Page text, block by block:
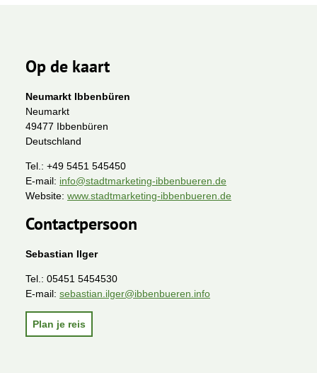
Op de kaart
Neumarkt Ibbenbüren
Neumarkt
49477 Ibbenbüren
Deutschland
Tel.: +49 5451 545450
E-mail: info@stadtmarketing-ibbenbueren.de
Website: www.stadtmarketing-ibbenbueren.de
Contactpersoon
Sebastian Ilger
Tel.: 05451 5454530
E-mail: sebastian.ilger@ibbenbueren.info
Plan je reis